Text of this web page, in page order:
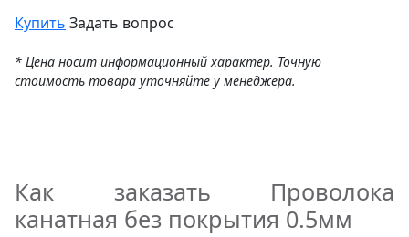
Купить Задать вопрос
* Цена носит информационный характер. Точную
стоимость товара уточняйте у менеджера.
Как заказать Проволока
канатная без покрытия 0.5мм